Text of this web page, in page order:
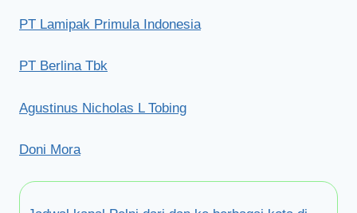
PT Lamipak Primula Indonesia
PT Berlina Tbk
Agustinus Nicholas L Tobing
Doni Mora